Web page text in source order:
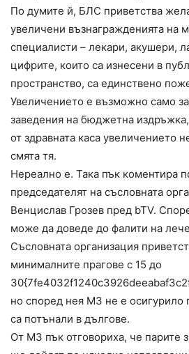
По думите й, БЛС приветства
увеличени възнагражденията на
специалисти – лекари, акушери,
цифрите, които са изнесени в
пространство, са единствено
Увеличението е възможно само
заведения на бюджетна
от здравната каса увеличението
смята тя.
Нереално е. Така пък коментира
председателят на съсловната
Венцислав Грозев пред bTV.
може да доведе до фалити на
Съсловната организация
минималните прагове с 15 до
но според нея МЗ не е осигурило
са потънали в дългове.
От МЗ пък отговориха, че парите